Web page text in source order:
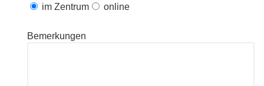
im Zentrum
online
Bemerkungen